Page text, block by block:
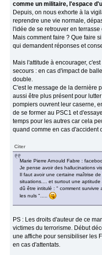
comme un militaire, l'espace
Depuis, on nous exhorte à la
reprendre une vie normale,
l'idée de se retrouver en
Mais comment faire ? Que faire
qui demandent réponses et
Mais l'attitude à encourager,
secours : en cas d'impact de
double.
C'est le message de la dernière
aussi être plus présent pour
pompiers ouvrent leur caserne,
de se former au PSC1 et
temps pour les autres car cela
quand comme en cas d'accident
Citer
Marie Pierre Arnould Fabre :
Je pense avoir des hallucinations
Il faut avoir une certaine maîtrise
situations.... et surtout une
dû être intitulé : " comment
les nuls ".....
PS : Les droits d'auteur de ce
victimes du terrorisme. Début
une affiche pour sensibiliser les
en cas d'attentats.